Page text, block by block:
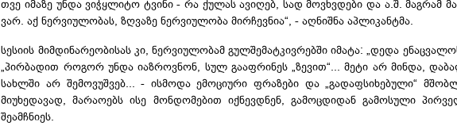
თვე იმაზე უნდა ვიჭყლიტო ტვინი - რა ქულას ავიღებ, სად მოვხვდები და ა.შ. მაგრამ
ვარ. აქ ნერვიულობას, ზღვაზე ნერვიულობა მირჩევნია“, - აღნიშნააპლიკანტმა
სესიის მიმდინარეობისას კი, ნერვიულობამ გულშემატკივრებში იმატა: „დედა
„პირბადით როგორ უნდაიაზროვნონ , სულ გააფრინეს„ზევით“... მეტი არ მინდა,
სახლში არ შემოვუშვებ... - ისმოდა ემოციური ფრაზები და „გადაფსიხებული“
მიუხედავად, მარაოებს ისე მონდომებით იქნევდნენ, გამოცდიდან გამოსული
შეამჩნიეს.